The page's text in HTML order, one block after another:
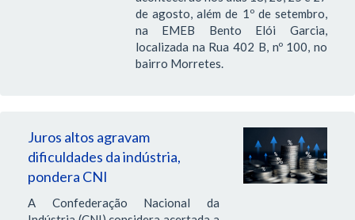
de agosto, além de 1º de setembro,
na EMEB Bento Elói Garcia,
localizada na Rua 402 B, nº 100, no
bairro Morretes.
Juros altos agravam
dificuldades da indústria,
pondera CNI
A Confederação Nacional da